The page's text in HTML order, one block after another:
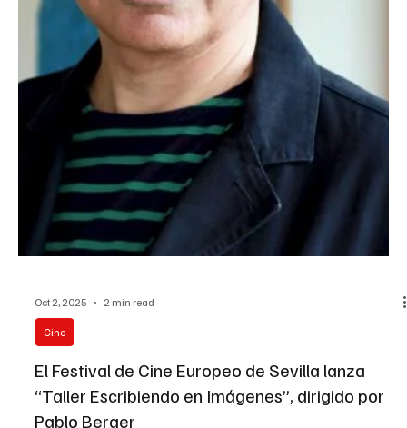
Oct 9, 2025 2 min read
La ROSS ofrecerá dos conciertos dentro del
marco del Festival de Cine de Sevilla
El Ayuntamiento de Sevilla, a través del Área de Turismo y Cultura,
y dentro del marco del Festival de Cine, ha programado dos